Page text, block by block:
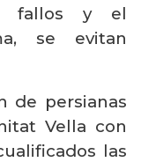
fallos y el
se evitan
de persianas
Vella con
las